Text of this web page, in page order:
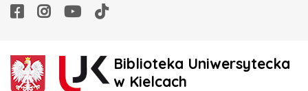
Facebook
Instagram
YouTube
TikTok
Biblioteka Uniwersytecka
w Kielcach